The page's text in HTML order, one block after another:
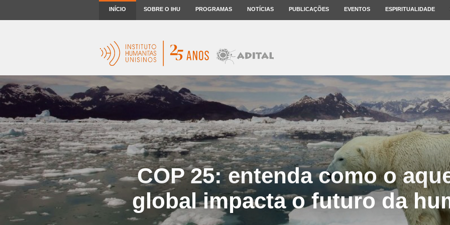
INÍCIO SOBRE O IHU PROGRAMAS NOTÍCIAS PUBLICAÇÕES EVENTOS ESPIRITUALIDADE
COP 25: entenda como o
global impacta o futuro da